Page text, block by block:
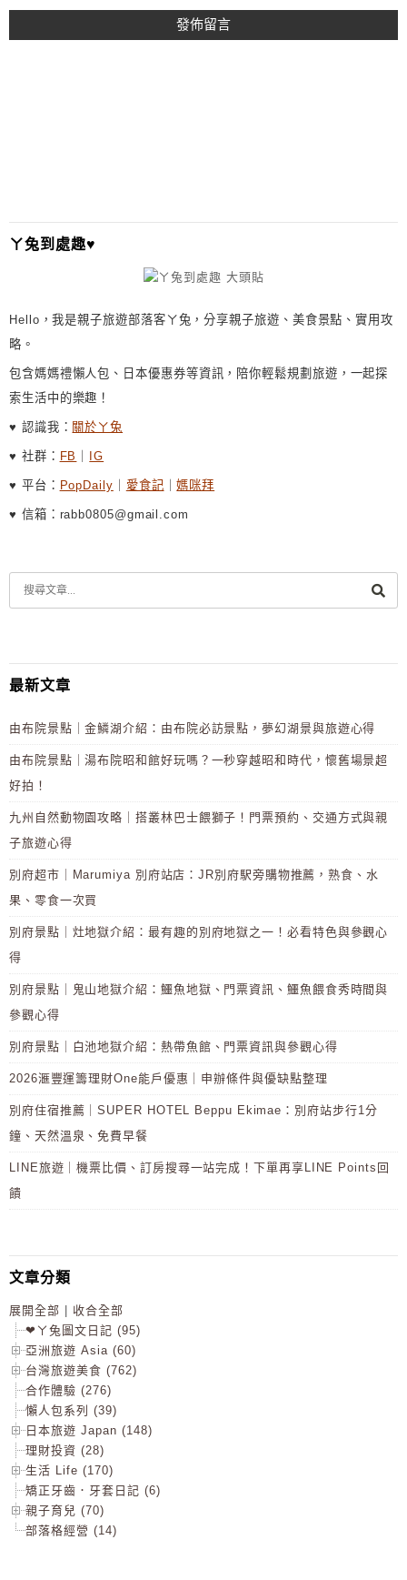
I
V
ㄚ兔到處趣♥
Hello，我是親子旅遊部落客ㄚ兔，分享親子旅遊、美食景點、實用攻
略。
包含媽媽禮懶人包、日本優惠券等資訊，陪你輕鬆規劃旅遊，一起探
索生活中的樂趣！
♥ 認識我： 關於ㄚ兔
♥ 社群： FB IG
♥ 平台： PopDaily 愛食記 ｜媽咪拜
♥ 信箱：rabb0805@gmail.com
最新文章
由布院景點｜金鱗湖介紹：由布院必訪景點，夢幻湖景與旅遊心得
由布院景點｜湯布院昭和館好玩嗎？一秒穿越昭和時代，懷舊場景超
好拍！
九州自然動物園攻略｜搭叢林巴士餵獅子！門票預約、交通方式與親
子旅遊心得
別府超市｜Marumiya 別府站店：JR別府駅旁購物推薦，熟食、水
果、零食一次買
別府景點｜灶地獄介紹：最有趣的別府地獄之一！必看特色與參觀心
得
別府景點｜鬼山地獄介紹：鱷魚地獄、門票資訊、鱷魚餵食秀時間與
參觀心得
別府景點｜白池地獄介紹：熱帶魚館、門票資訊與參觀心得
2026滙豐運籌理財One能戶優惠｜申辦條件與優缺點整理
別府住宿推薦｜SUPER HOTEL Beppu Ekimae：別府站步行1分
鐘、天然溫泉、免費早餐
LINE旅遊｜機票比價、訂房搜尋一站完成！下單再享LINE Points回
饋
文章分類
展開全部
收合全部
❤ㄚ兔圖文日記 (95)
亞洲旅遊 Asia (60)
台灣旅遊美食 (762)
合作體驗 (276)
懶人包系列 (39)
日本旅遊 Japan (148)
理財投資 (28)
生活 Life (170)
矯正牙齒．牙套日記 (6)
親子育兒 (70)
部落格經營 (14)